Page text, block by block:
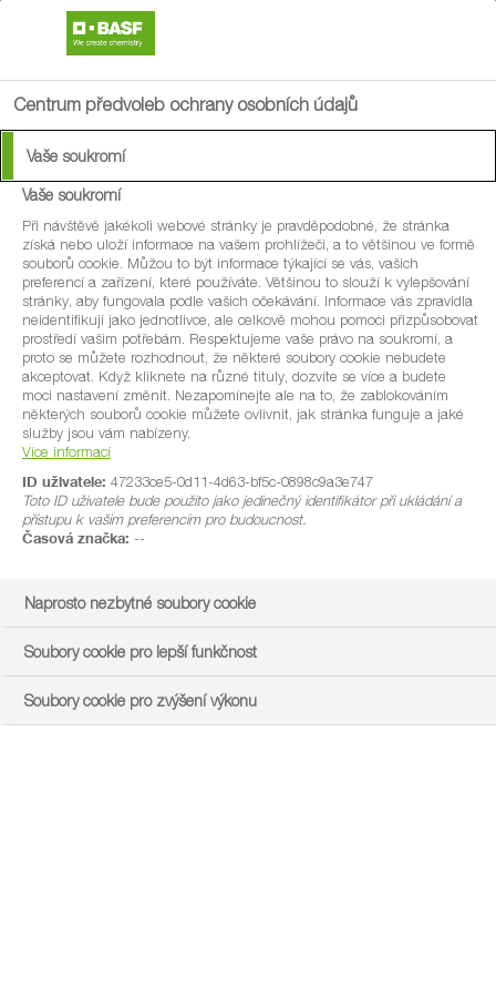
Centrum předvoleb ochrany osobních údajů
Vaše soukromí
Vaše soukromí
Při návštěvě jakékoli webové stránky je pravděpodobné, že stránka
získá nebo uloží informace na vašem prohlížeči, a to většinou ve formě
souborů cookie. Můžou to být informace týkající se vás, vašich
preferencí a zařízení, které používáte. Většinou to slouží k vylepšování
stránky, aby fungovala podle vašich očekávání. Informace vás zpravidla
neidentifikují jako jednotlivce, ale celkově mohou pomoci přizpůsobovat
prostředí vašim potřebám. Respektujeme vaše právo na soukromí, a
proto se můžete rozhodnout, že některé soubory cookie nebudete
akceptovat. Když kliknete na různé tituly, dozvíte se více a budete
moci nastavení změnit. Nezapomínejte ale na to, že zablokováním
některých souborů cookie můžete ovlivnit, jak stránka funguje a jaké
služby jsou vám nabízeny.
Více informací
ID uživatele: 47233ce5-0d11-4d63-bf5c-0898c9a3e747
Toto ID uživatele bude použito jako jedinečný identifikátor při ukládání a
přístupu k vašim preferencím pro budoucnost.
Časová značka: --
Naprosto nezbytné soubory cookie
Soubory cookie pro lepší funkčnost
Soubory cookie pro zvýšení výkonu